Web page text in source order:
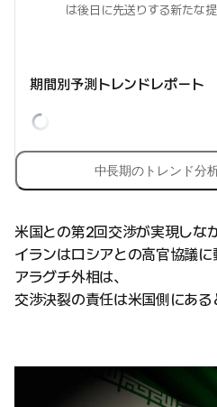
は後日に先送りする新たな
期間別予測トレンドレポート
中長期のトレンド分
米国との第2回交渉が実現しな
イランはロシアとの高官協議に
アラグチ外相は、
交渉決裂の責任は米国側にある